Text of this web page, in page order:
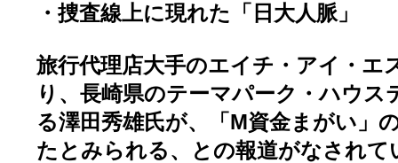
・捜査線上に現れた「日大人脈」
旅行代理店大手のエイチ・アイ・エ
り、長崎県のテーマパーク・ハウス
る澤田秀雄氏が、「M資金まがい」
たとみられる、との報道がなされて